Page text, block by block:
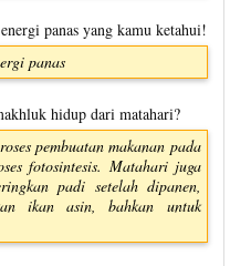
panas yang kamu ketahui!
panas
hidup dari matahari?
pembuatan makanan pada
fotosintesis. Matahari juga
padi setelah dipanen,
ikan asin, bahkan untuk